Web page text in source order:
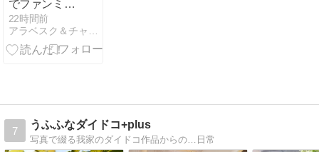
でファンミが
ありまし
た！！
22時間前
アラベスク＆チャイムのブログ
7
うふふなダイドコ+plus
写真で綴る我家のダイドコ作品からの…日常